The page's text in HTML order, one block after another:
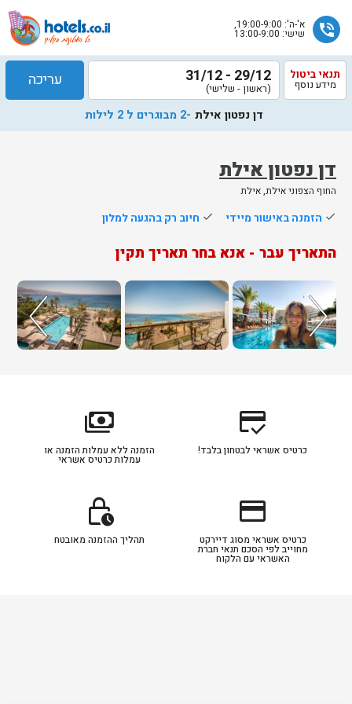
phone_in_talk א'-ה': 19:00-9:00,
שישי: 13:00-9:00
דן נפטון אילת
החוף הצפוני אילת, אילת
תנאי ביטול
מידע נוסף 29/12 - 31/12
(ראשון - שלישי) עריכה
דן נפטון אילת -2 מבוגרים ל 2 לילות
done הזמנה באישור מיידי done חיוב רק בהגעה למלון
התאריך עבר - אנא בחר תאריך תקין
שלח
הוטלס
אליך
בשעות
הפעילות
credit_score
כרטיס אשראי לבטחון בלבד!
payments
הזמנה ללא עמלות הזמנה או
עמלות כרטיס אשראי
credit_card
כרטיס אשראי מסוג דיירקט
מחוייב לפי הסכם תנאי חברת
האשראי עם הלקוח
lock_clock
תהליך ההזמנה מאובטח